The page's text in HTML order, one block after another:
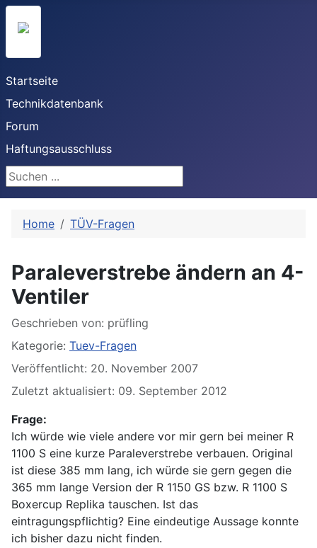
Startseite
Technikdatenbank
Forum
Haftungsausschluss
Suchen ...
Home TÜV-Fragen
Paraleverstrebe ändern an 4-
Ventiler
Details
Geschrieben von: prüfling
Kategorie: Tuev-Fragen
Veröffentlicht: 20. November 2007
Zuletzt aktualisiert: 09. September 2012
Frage:
Ich würde wie viele andere vor mir gern bei meiner R
1100 S eine kurze Paraleverstrebe verbauen. Original
ist diese 385 mm lang, ich würde sie gern gegen die
365 mm lange Version der R 1150 GS bzw. R 1100 S
Boxercup Replika tauschen. Ist das
eintragungspflichtig? Eine eindeutige Aussage konnte
ich bisher dazu nicht finden.